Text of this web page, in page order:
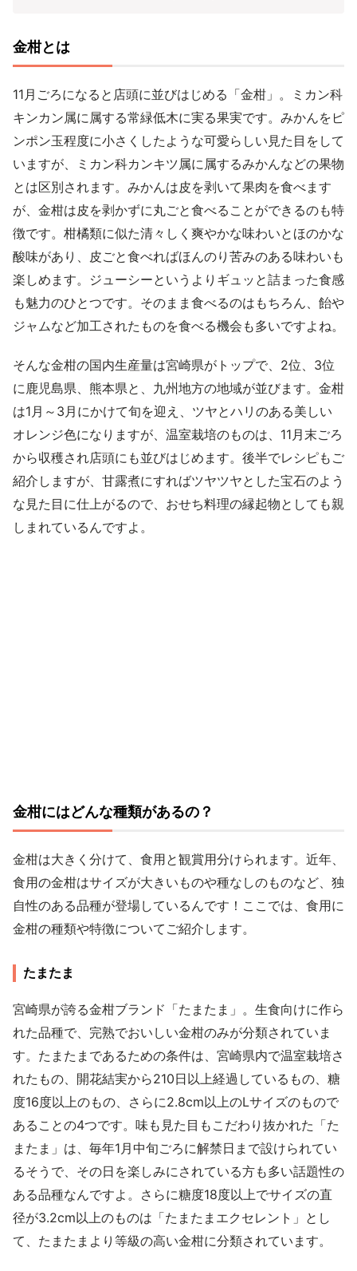
金柑とは
11月ごろになると店頭に並びはじめる「金柑」。ミカン科
キンカン属に属する常緑低木に実る果実です。みかんをピ
ンポン玉程度に小さくしたような可愛らしい見た目をして
いますが、ミカン科カンキツ属に属するみかんなどの果物
とは区別されます。みかんは皮を剥いて果肉を食べます
が、金柑は皮を剥かずに丸ごと食べることができるのも特
徴です。柑橘類に似た清々しく爽やかな味わいとほのかな
酸味があり、皮ごと食べればほんのり苦みのある味わいも
楽しめます。ジューシーというよりギュッと詰まった食感
も魅力のひとつです。そのまま食べるのはもちろん、飴や
ジャムなど加工されたものを食べる機会も多いですよね。
そんな金柑の国内生産量は宮崎県がトップで、2位、3位
に鹿児島県、熊本県と、九州地方の地域が並びます。金柑
は1月～3月にかけて旬を迎え、ツヤとハリのある美しい
オレンジ色になりますが、温室栽培のものは、11月末ごろ
から収穫され店頭にも並びはじめます。後半でレシピもご
紹介しますが、甘露煮にすればツヤツヤとした宝石のよう
な見た目に仕上がるので、おせち料理の縁起物としても親
しまれているんですよ。
金柑にはどんな種類があるの？
金柑は大きく分けて、食用と観賞用分けられます。近年、
食用の金柑はサイズが大きいものや種なしのものなど、独
自性のある品種が登場しているんです！ここでは、食用に
金柑の種類や特徴についてご紹介します。
たまたま
宮崎県が誇る金柑ブランド「たまたま」。生食向けに作ら
れた品種で、完熟でおいしい金柑のみが分類されていま
す。たまたまであるための条件は、宮崎県内で温室栽培さ
れたもの、開花結実から210日以上経過しているもの、糖
度16度以上のもの、さらに2.8cm以上のLサイズのもので
あることの4つです。味も見た目もこだわり抜かれた「た
またま」は、毎年1月中旬ごろに解禁日まで設けられてい
るそうで、その日を楽しみにされている方も多い話題性の
ある品種なんですよ。さらに糖度18度以上でサイズの直
径が3.2cm以上のものは「たまたまエクセレント」とし
て、たまたまより等級の高い金柑に分類されています。